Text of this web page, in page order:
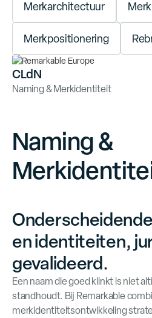
Merkarchitectuur Merk
Merkpositionering Reb
CLdN
Naming & Merkidentiteit
Naming &
en identiteiten,
gevalideerd.
Een naam die goed klinkt is niet
standhoudt. Bij Remarkable
merkidentiteitsontwikkeling